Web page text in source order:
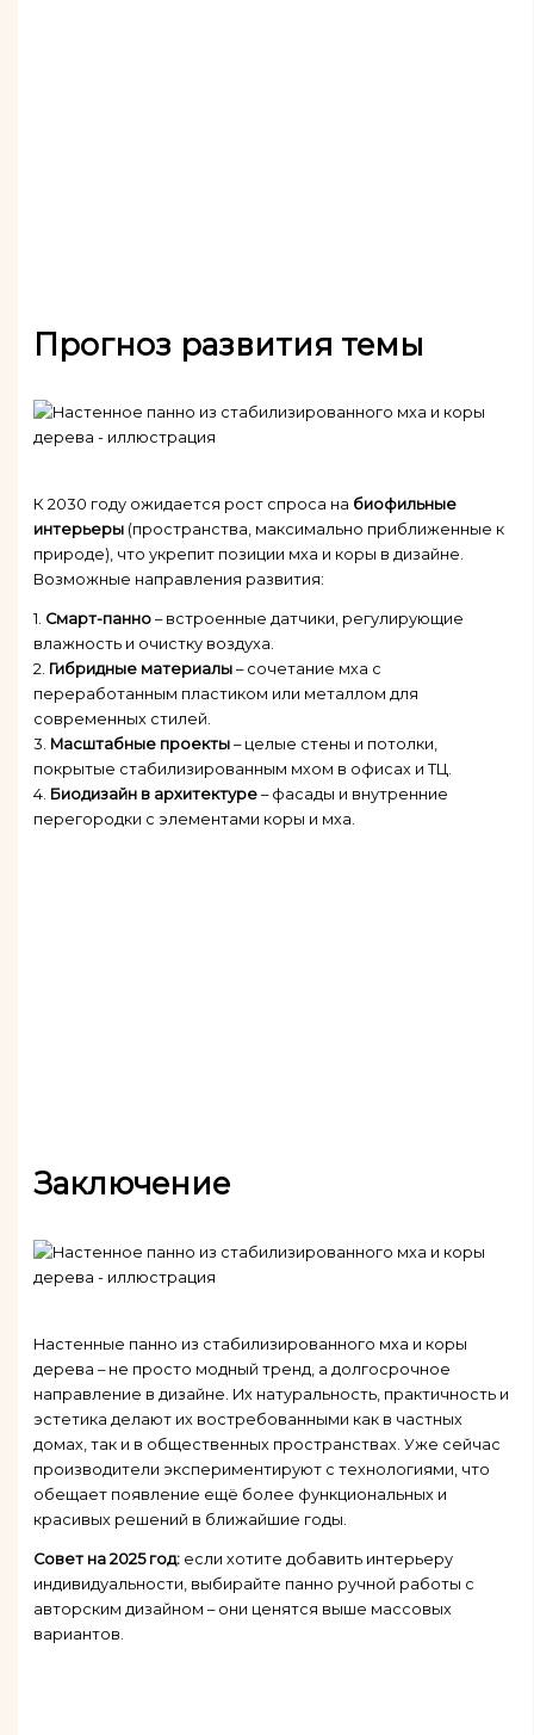
Прогноз развития темы
К 2030 году ожидается рост спроса на биофильные
интерьеры(пространства, максимально приближенные к
природе), что укрепит позиции мха и коры в дизайне.
Возможные направления развития:
1. Смарт-панно– встроенные датчики, регулирующие
влажность и очистку воздуха.
2. Гибридные материалы– сочетание мха с
переработанным пластиком или металлом для
современных стилей.
3. Масштабные проекты– целые стены и потолки,
покрытые стабилизированным мхом в офисах и ТЦ.
4. Биодизайн в архитектуре– фасады и внутренние
перегородки с элементами коры и мха.
Заключение
Настенные панно из стабилизированного мха и коры
дерева – не просто модный тренд, а долгосрочное
направление в дизайне. Их натуральность, практичность и
эстетика делают их востребованными как в частных
домах, так и в общественных пространствах. Уже сейчас
производители экспериментируют с технологиями, что
обещает появление ещё более функциональных и
красивых решений в ближайшие годы.
Совет на 2025 год:если хотите добавить интерьеру
индивидуальности, выбирайте панно ручной работы с
авторским дизайном – они ценятся выше массовых
вариантов.